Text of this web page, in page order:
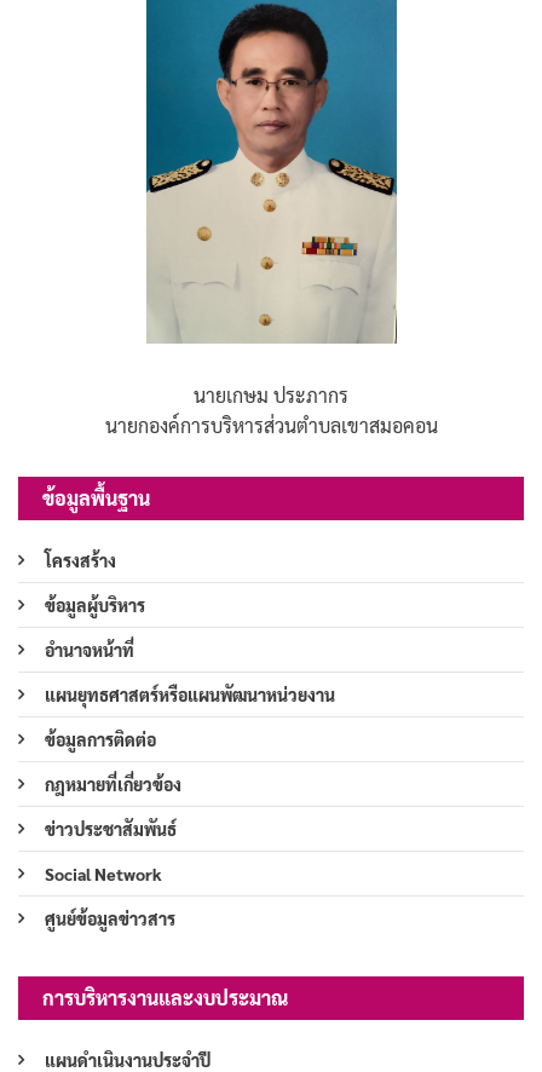
นายเกษม ประภากร
นายกองค์การบริหารส่วนตำบลเขาสมอคอน
ข้อมูลพื้นฐาน
โครงสร้าง
ข้อมูลผู้บริหาร
อำนาจหน้าที่
แผนยุทธศาสตร์หรือแผนพัฒนาหน่วยงาน
ข้อมูลการติดต่อ
กฎหมายที่เกี่ยวข้อง
ข่าวประชาสัมพันธ์
Social Network
ศูนย์ข้อมูลข่าวสาร
การบริหารงานและงบประมาณ
แผนดำเนินงานประจำปี